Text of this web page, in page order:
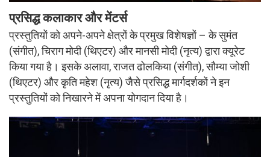
प्रसिद्ध कलाकार और मेंटर्स
प्रस्तुतियों को अपने-अपने क्षेत्रों के प्रमुख विशेषज्ञों – के सुमंत
(संगीत), चिराग मोदी (थिएटर) और मानसी मोदी (नृत्य) द्वारा क्यूरेट
किया गया है। इसके अलावा, राजत ढोलकिया (संगीत), सौम्या जोशी
(थिएटर) और कृति महेश (नृत्य) जैसे प्रसिद्ध मार्गदर्शकों ने इन
प्रस्तुतियों को निखारने में अपना योगदान दिया है।